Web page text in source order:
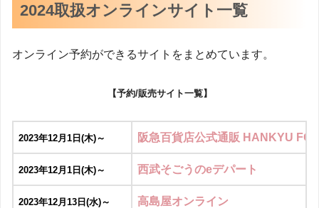
2024取扱オンラインサイト一覧
オンライン予約ができるサイトをまとめています。
【予約/販売サイト一覧】
2023年12月1日(木)～ 阪急百貨店公式通販 HANKYU
2023年12月1日(木)～ 西武そごうのeデパート
2023年12月13日(水)～ 高島屋オンライン